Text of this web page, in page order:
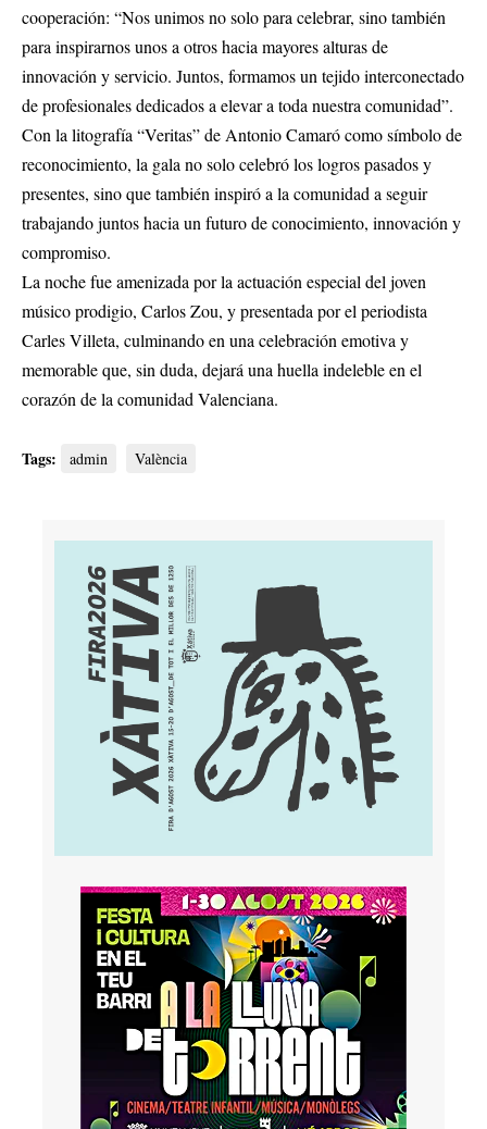
cooperación: “Nos unimos no solo para celebrar, sino también
para inspirarnos unos a otros hacia mayores alturas de
innovación y servicio. Juntos, formamos un tejido interconectado
de profesionales dedicados a elevar a toda nuestra comunidad”.
Con la litografía “Veritas” de Antonio Camaró como símbolo de
reconocimiento, la gala no solo celebró los logros pasados y
presentes, sino que también inspiró a la comunidad a seguir
trabajando juntos hacia un futuro de conocimiento, innovación y
compromiso.
La noche fue amenizada por la actuación especial del joven
músico prodigio, Carlos Zou, y presentada por el periodista
Carles Villeta, culminando en una celebración emotiva y
memorable que, sin duda, dejará una huella indeleble en el
corazón de la comunidad Valenciana.
Tags: admin València